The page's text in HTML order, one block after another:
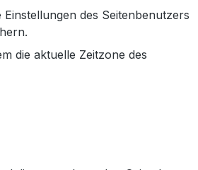
des Seitenbenutzers
die aktuelle Zeitzone des